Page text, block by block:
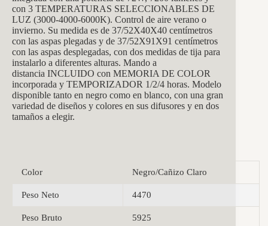
con 3 TEMPERATURAS SELECCIONABLES DE
LUZ (3000-4000-6000K). Control de aire verano o
invierno. Su medida es de 37/52X40X40 centímetros
con las aspas plegadas y de 37/52X91X91 centímetros
con las aspas desplegadas, con dos medidas de tija para
instalarlo a diferentes alturas. Mando a
distancia INCLUIDO con MEMORIA DE COLOR
incorporada y TEMPORIZADOR 1/2/4 horas. Modelo
disponible tanto en negro como en blanco, con una gran
variedad de diseños y colores en sus difusores y en dos
tamaños a elegir.
Color Negro/Cañizo Claro
Peso Neto 4470
Peso Bruto 5925